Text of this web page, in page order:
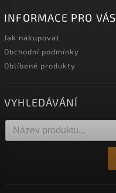
INFORMACE PRO VÁS
Jak nakupovat
Obchodní podmínky
Oblíbené produkty
VYHLEDÁVÁNÍ